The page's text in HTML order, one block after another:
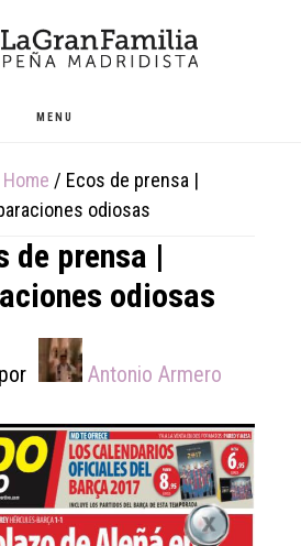
MENU
Home / Ecos de prensa |
odiosas
de prensa |
odiosas
por Antonio Armero